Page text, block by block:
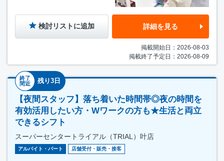
検討リストに追加 詳細を見る
掲載開始日：2026-08-03
掲載終了予定日：2026-08-09
終了
間近
残り3日
【夜間スタッフ】落ち着いた時間帯◎夜の時間を
有効活用したい方・Wワークの方も★生活と両立
できるシフト
スーパーセンタートライアル（TRIAL）叶店
アルバイト・パート 店舗受付・販売・接客